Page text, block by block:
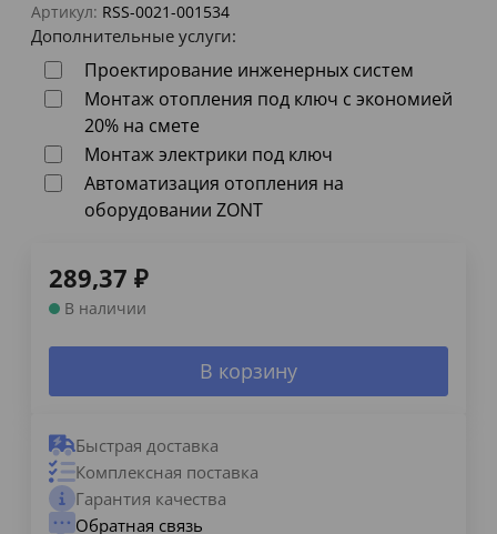
Артикул: RSS-0021-001534
Дополнительные услуги:
Проектирование инженерных систем
Монтаж отопления под ключ с экономией
20% на смете
Монтаж электрики под ключ
Автоматизация отопления на
оборудовании ZONT
289,37 ₽
В наличии
В корзину
Быстрая доставка
Комплексная поставка
Гарантия качества
Обратная связь